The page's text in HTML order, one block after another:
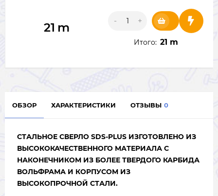
21 m - +
Итого: 21 m
ОБЗОР ХАРАКТЕРИСТИКИ ОТЗЫВЫ 0
СТАЛЬНОЕ СВЕРЛО SDS-PLUS ИЗГОТОВЛЕНО ИЗ
ВЫСОКОКАЧЕСТВЕННОГО МАТЕРИАЛА С
НАКОНЕЧНИКОМ ИЗ БОЛЕЕ ТВЕРДОГО КАРБИДА
ВОЛЬФРАМА И КОРПУСОМ ИЗ
ВЫСОКОПРОЧНОЙ СТАЛИ.